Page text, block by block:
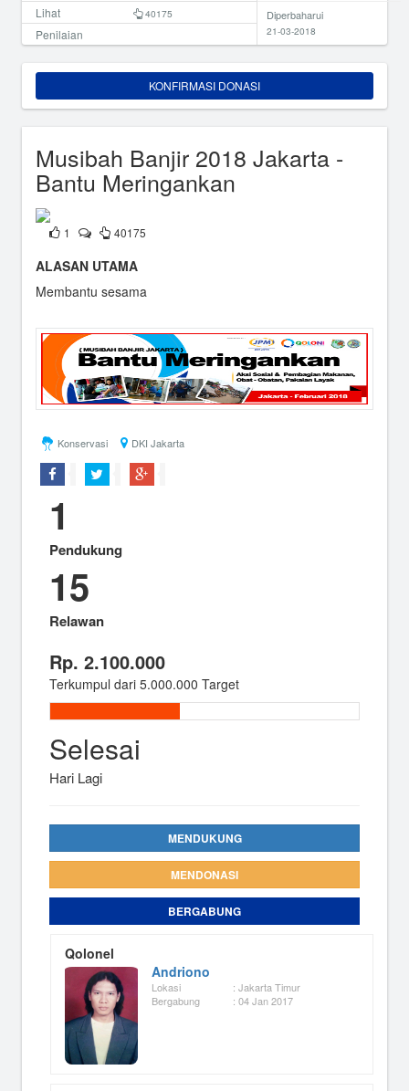
Lihat 40175
Penilaian
Diperbaharui
21-03-2018
KONFIRMASI DONASI
Musibah Banjir 2018 Jakarta -
Bantu Meringankan
1 40175
ALASAN UTAMA
Membantu sesama
Konservasi DKI Jakarta
1
Pendukung
15
Relawan
Rp. 2.100.000
Terkumpul dari 5.000.000 Target
Selesai
Hari Lagi
MENDUKUNG
MENDONASI
BERGABUNG
Qolonel
Andriono
Lokasi
Bergabung
: Jakarta Timur
: 04 Jan 2017